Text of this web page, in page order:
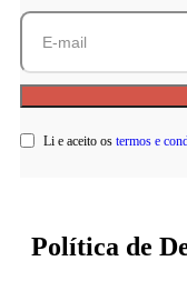
Li e aceito os termos e
Política de